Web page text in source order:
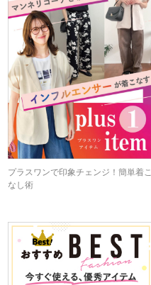
プラスワンで印象チェンジ！簡単着こ
なし術